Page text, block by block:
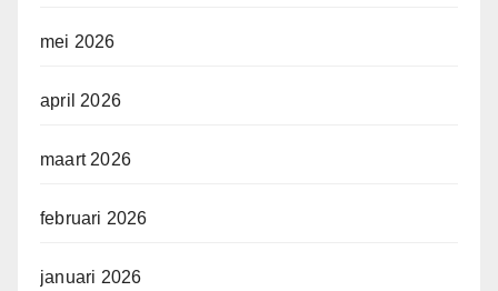
mei 2026
april 2026
maart 2026
februari 2026
januari 2026